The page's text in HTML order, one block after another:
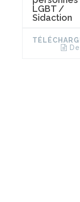
LGBT /
Sidaction